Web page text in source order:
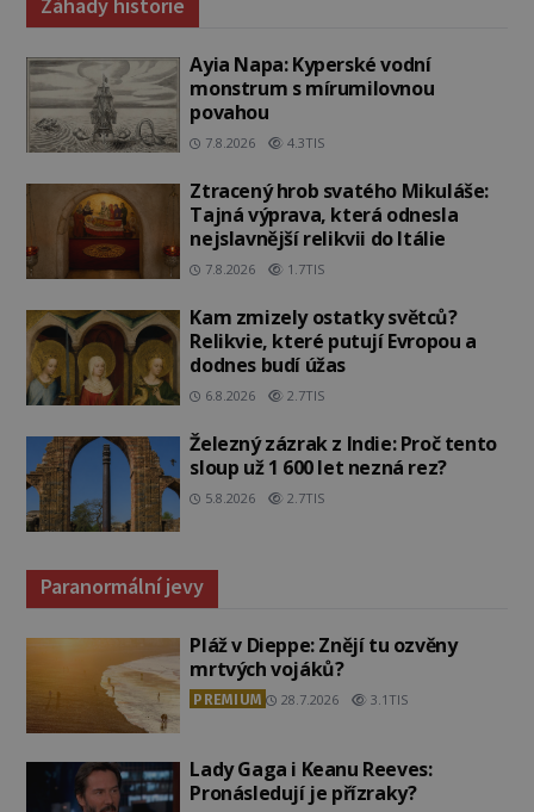
Ayia Napa: Kyperské vodní
monstrum s mírumilovnou
povahou
7.8.2026 4.3TIS
Ztracený hrob svatého Mikuláše:
Tajná výprava, která odnesla
nejslavnější relikvii do Itálie
7.8.2026 1.7TIS
Kam zmizely ostatky světců?
Relikvie, které putují Evropou a
dodnes budí úžas
6.8.2026 2.7TIS
Železný zázrak z Indie: Proč tento
sloup už 1 600 let nezná rez?
5.8.2026 2.7TIS
Paranormální jevy
Pláž v Dieppe: Znějí tu ozvěny
mrtvých vojáků?
PREMIUM 28.7.2026 3.1TIS
Lady Gaga i Keanu Reeves:
Pronásledují je přízraky?